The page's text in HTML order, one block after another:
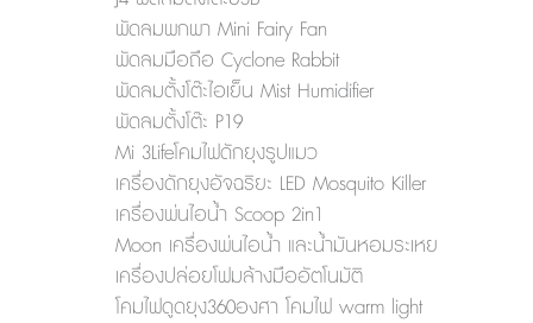
พัดลมพกพา Mini Fairy Fan
พัดลมมือถือ Cyclone Rabbit
พัดลมตั้งโต๊ะไอเย็น Mist Humidifier
พัดลมตั้งโต๊ะ P19
Mi 3Lifeโคมไฟดักยุงรูปแมว
เครื่องดักยุงอัจฉริยะ LED Mosquito Killer
เครื่องพ่นไอน้ำ Scoop 2in1
Moon เครื่องพ่นไอน้ำ และน้ำมันหอมระเหย
เครื่องปล่อยโฟมล้างมืออัตโนมัติ
โคมไฟดูดยุง360องศา โคมไฟ warm light